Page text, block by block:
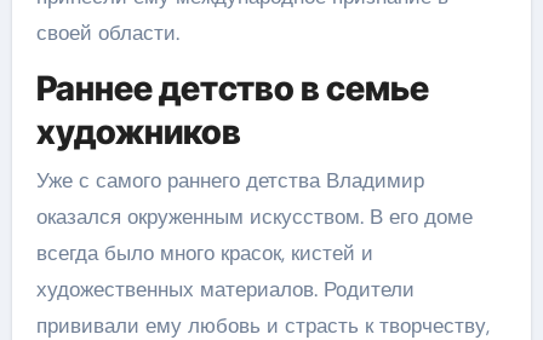
своей области.
Раннее детство в семье
художников
Уже с самого раннего детства Владимир
оказался окруженным искусством. В его доме
всегда было много красок, кистей и
художественных материалов. Родители
прививали ему любовь и страсть к творчеству,